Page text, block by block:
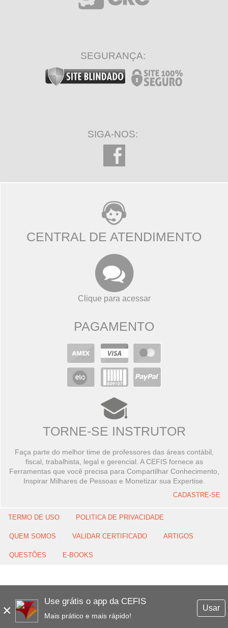
×
Use grátis o app da CEFIS
Mais prático e mais rápido!
Usar
SEGURANÇA:
SIGA-NOS:
CENTRAL DE ATENDIMENTO
Clique para acessar
PAGAMENTO
TORNE-SE INSTRUTOR
Faça parte do melhor time de professores das áreas contábil,
fiscal, trabalhista, legal e gerencial. A CEFIS fornece as
Ferramentas que você precisa para Compartilhar Conhecimento,
Inspirar Milhares de Pessoas e Monetizar sua Expertise.
CADASTRE-SE
TERMO DE USO POLITICA DE PRIVACIDADE
QUEM SOMOS VALIDAR CERTIFICADO ARTIGOS
QUESTÕES E-BOOKS